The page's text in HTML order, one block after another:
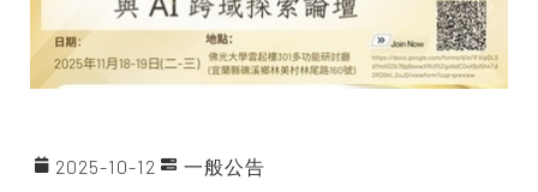
2025-10-12 一般公告